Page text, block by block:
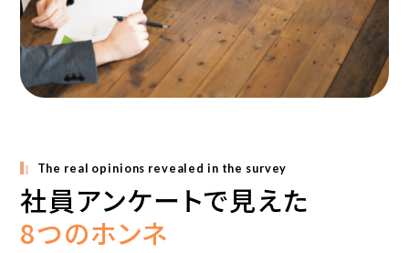
若手技術者座談会
先輩社員のキャリアパス
関電ファシリティーズを選ぶ理由
人財育成プログラム
福利厚生
The real opinions revealed in the survey
社員アンケートで見えた
8つのホンネ